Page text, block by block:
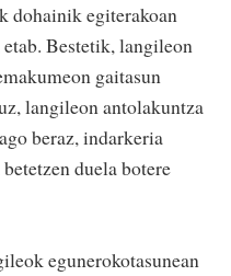
dohainik egiterakoan
Bestetik, langileon
gaitasun
langileon antolakuntza
beraz, indarkeria
duela botere
egunerokotasunean